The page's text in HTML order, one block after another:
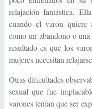
relajación fantástica.
cuando el varón quiere
como un abandono o
resultado es que los
mujeres necesitan
Otras dificultades
sexual que fue
varones tenían que ser